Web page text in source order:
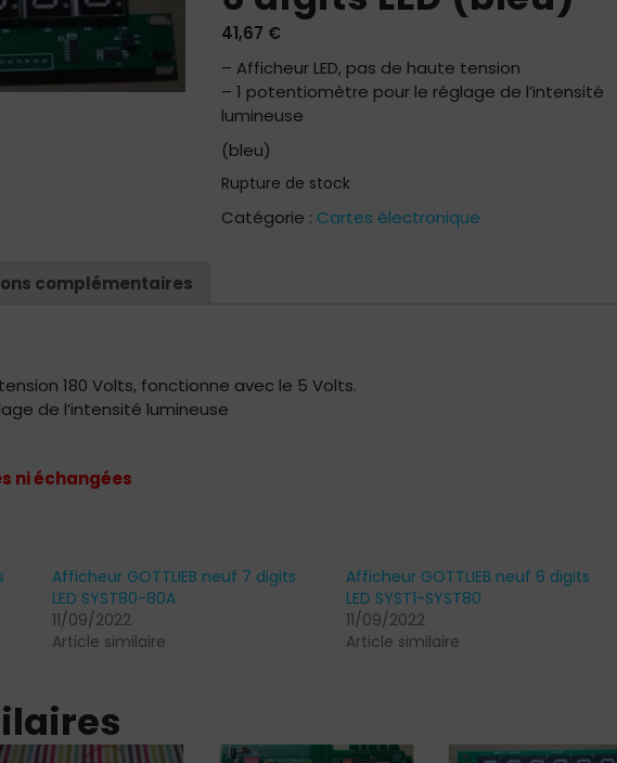
41,67 €
– Afficheur LED, pas de haute tension
– 1 potentiomètre pour le réglage de l’intensité
lumineuse
(bleu)
Rupture de stock
Catégorie : Cartes électronique
complémentaires
180 Volts, fonctionne avec le 5 Volts.
de l’intensité lumineuse
ni échangées
Afficheur GOTTLIEB neuf 7 digits
LED SYST80-80A
11/09/2022
Article similaire
Afficheur GOTTLIEB neuf 6 digits
LED SYST1-SYST80
11/09/2022
Article similaire